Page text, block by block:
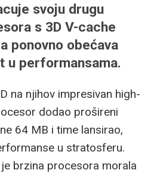
svoju drugu
s 3D V-cache
ponovno obećava
u performansama.
na njihov impresivan high-
dodao prošireni
64 MB i time lansirao,
u stratosferu.
brzina procesora morala